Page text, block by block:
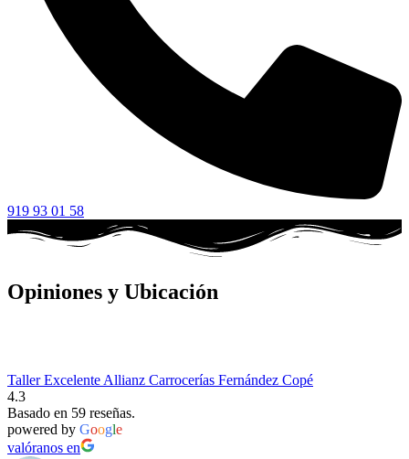
919 93 01 58
Opiniones y Ubicación
Taller Excelente Allianz Carrocerías Fernández Copé
4.3
Basado en 59 reseñas.
powered by Google
valóranos en